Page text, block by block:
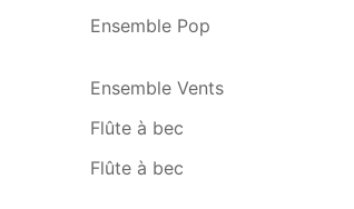
Ensemble Pop
Ensemble Vents
Flûte à bec
Flûte à bec